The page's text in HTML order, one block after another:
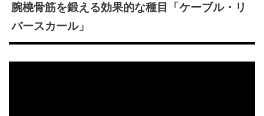
腕橈骨筋を鍛える効果的な種目「ケーブル・リ
バースカール」